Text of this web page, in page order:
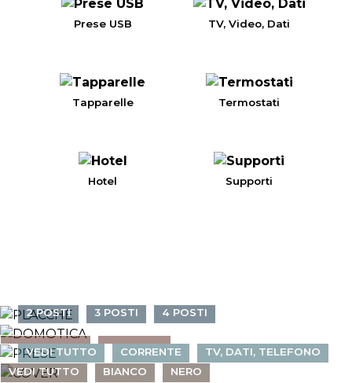
Prese USB TV, Video, Dati
Tapparelle Termostati
Hotel Supporti
2 POSTI 3 POSTI 4 POSTI
6 POSTI
DOMOTICA
STARTER KIT GATEWAY
PRESE
VEDI TUTTO CORRENTE TV, DATI, TELEFONO
COVER
VEDI TUTTO BIANCO NERO
COMANDI